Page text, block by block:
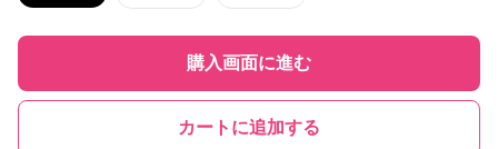
購入画面に進む
カートに追加する